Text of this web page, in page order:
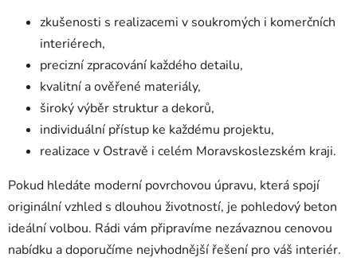
zkušenosti s realizacemi v soukromých i komerčních
interiérech,
precizní zpracování každého detailu,
kvalitní a ověřené materiály,
široký výběr struktur a dekorů,
individuální přístup ke každému projektu,
realizace v Ostravě i celém Moravskoslezském kraji.
Pokud hledáte moderní povrchovou úpravu, která spojí
originální vzhled s dlouhou životností, je pohledový beton
ideální volbou. Rádi vám připravíme nezávaznou cenovou
nabídku a doporučíme nejvhodnější řešení pro váš interiér.